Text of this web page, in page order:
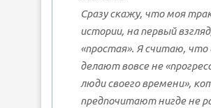
Сразу скажу, что моя
истории, на первый
«простая». Я считаю,
делают вовсе не
люди своего времени»,
предпочитают нигде не